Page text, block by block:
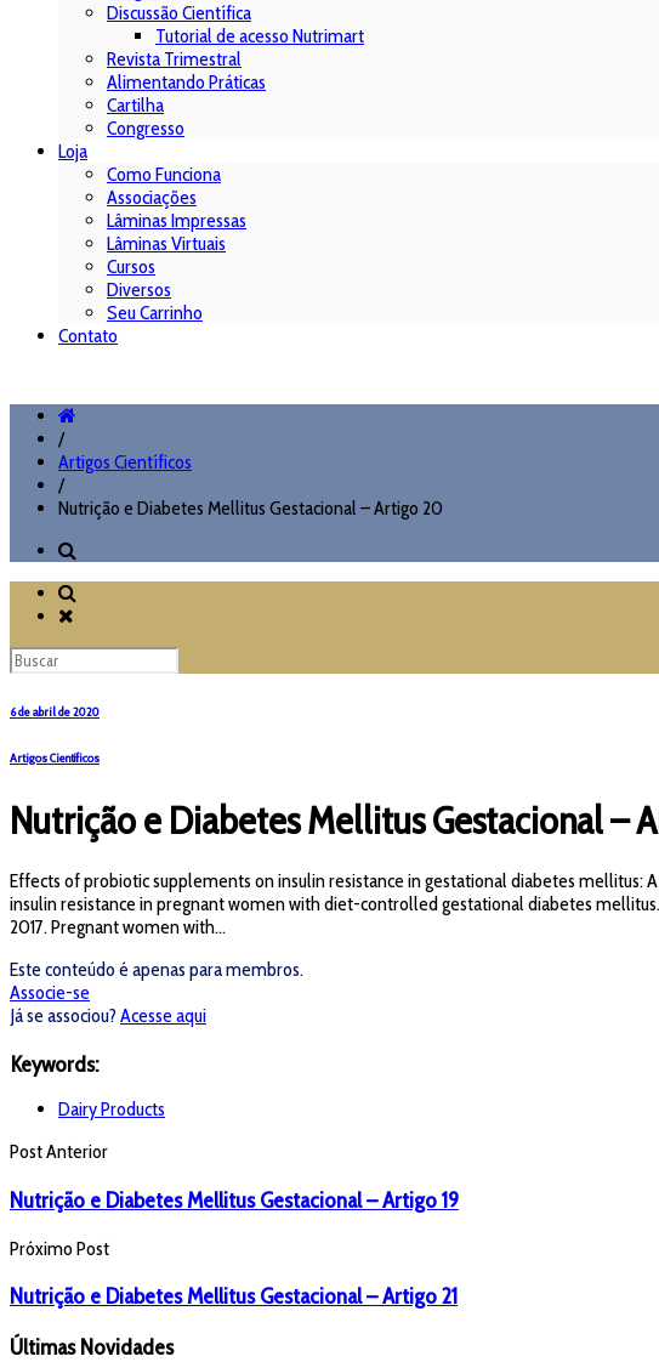
Discussão Científica
Tutorial de acesso Nutrimart
Revista Trimestral
Alimentando Práticas
Cartilha
Congresso
Loja
Como Funciona
Associações
Lâminas Impressas
Lâminas Virtuais
Cursos
Diversos
Seu Carrinho
Contato
/
Artigos Científicos
/
Nutrição e Diabetes Mellitus Gestacional – Artigo 20
6 de abril de 2020
Artigos Científicos
Nutrição e Diabetes Mellitus Gestacional –
Effects of probiotic supplements on insulin resistance in gestational diabetes
insulin resistance in pregnant women with diet-controlled gestational diabetes
2017. Pregnant women with...
Este conteúdo é apenas para membros.
Associe-se
Já se associou? Acesse aqui
Keywords:
Dairy Products
Post Anterior
Nutrição e Diabetes Mellitus Gestacional – Artigo 19
Próximo Post
Nutrição e Diabetes Mellitus Gestacional – Artigo 21
Últimas Novidades